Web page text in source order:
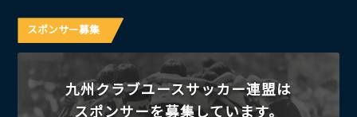
スポンサー募集
九州クラブユースサッカー連盟は
スポンサーを募集しています。